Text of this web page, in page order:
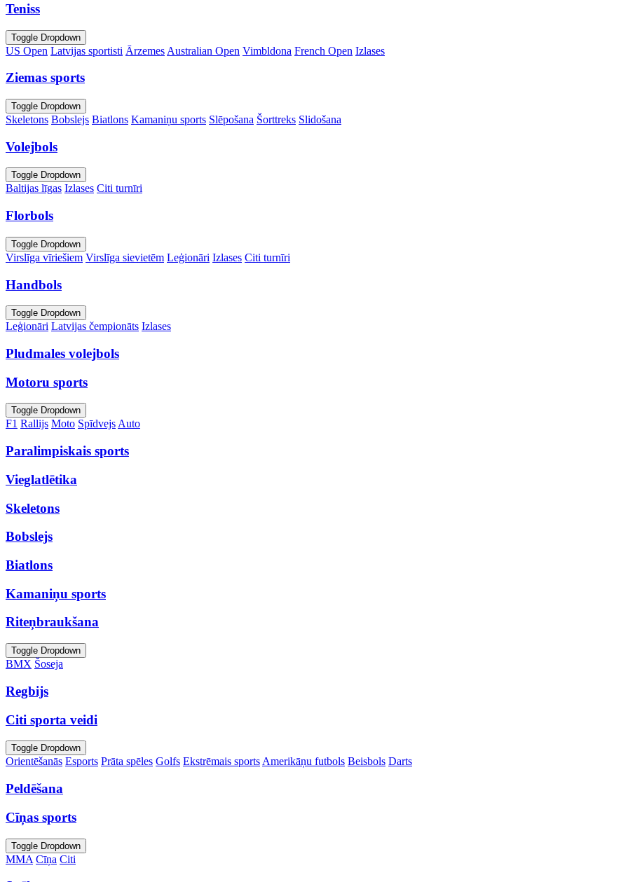
Teniss
Toggle Dropdown
US Open Latvijas sportisti Ārzemes Australian Open Vimbldona French Open Izlases
Ziemas sports
Toggle Dropdown
Skeletons Bobslejs Biatlons Kamaniņu sports Slēpošana Šorttreks Slidošana
Volejbols
Toggle Dropdown
Baltijas līgas Izlases Citi turnīri
Florbols
Toggle Dropdown
Virslīga vīriešiem Virslīga sievietēm Leģionāri Izlases Citi turnīri
Handbols
Toggle Dropdown
Leģionāri Latvijas čempionāts Izlases
Pludmales volejbols
Motoru sports
Toggle Dropdown
F1 Rallijs Moto SpīdvejsAuto
Paralimpiskais sports
Vieglatlētika
Skeletons
Bobslejs
Biatlons
Kamaniņu sports
Riteņbraukšana
Toggle Dropdown
BMX Šoseja
Regbijs
Citi sporta veidi
Toggle Dropdown
Orientēšanās Esports Prāta spēles Golfs Ekstrēmais sports Amerikāņu futbols Beisbols Darts
Peldēšana
Cīņas sports
Toggle Dropdown
MMA Cīņa Citi